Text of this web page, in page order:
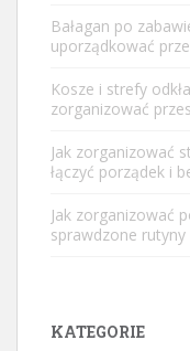
Bałagan po
uporządkować
Kosze i strefy
zorganizować
Jak zorganizować
łączyć porządek i
Jak zorganizować
sprawdzone
KATEGORIE